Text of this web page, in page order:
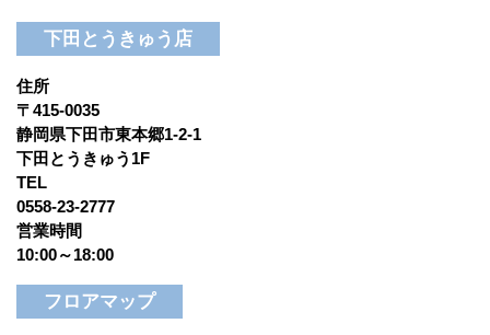
下田とうきゅう店
住所
〒415-0035
静岡県下田市東本郷1-2-1
下田とうきゅう1F
TEL
0558-23-2777
営業時間
10:00～18:00
フロアマップ